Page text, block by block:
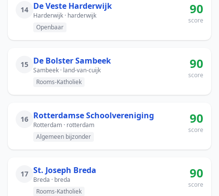
14 De Veste Harderwijk
Harderwijk · harderwijk
Openbaar
90
score
15 De Bolster Sambeek
Sambeek · land-van-cuijk
Rooms-Katholiek
90
score
16 Rotterdamse Schoolvereniging
Rotterdam · rotterdam
Algemeen bijzonder
90
score
17 St. Joseph Breda
Breda · breda
Rooms-Katholiek
90
score